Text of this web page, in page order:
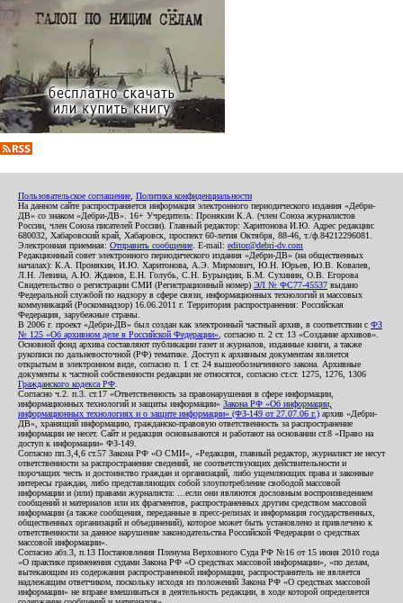
Пользовательское соглашение Политика конфиденциальности
На данном сайте распространяется информация электронного периодического издания «Дебри-
ДВ» со знаком «Дебри-ДВ». 16+ Учредитель: Пронякин К.А. (член Союза журналистов
России, член Союза писателей России). Главный редактор: Харитонова И.Ю. Адрес редакции:
680032, Хабаровский край, Хабаровск, проспект 60-летия Октября, 88-46, т./ф.84212296081.
Электронная приемная: Отправить сообщение . E-mail: editor@debri-dv.com
Редакционный совет электронного периодического издания «Дебри-ДВ» (на общественных
началах): К.А. Пронякин, И.Ю. Харитонова, А.Э. Мирмович, Ю.Н. Юрьев, Ю.В. Ковалев,
Л.Н. Левина, А.Ю. Жданов, Е.Н. Голубь, С.Н. Бурындин, Б.М. Сухинин, О.В. Егорова
Свидетельство о регистрации СМИ (Регистрационный номер) ЭЛ № ФС77-45537 выдано
Федеральной службой по надзору в сфере связи, информационных технологий и массовых
коммуникаций (Роскомнадзор) 16.06.2011 г. Территория распространения: Российская
Федерация, зарубежные страны.
В 2006 г. проект «Дебри-ДВ» был создан как электронный частный архив, в соответствии с ФЗ
№ 125 «Об архивном деле в Российской Федерации» , согласно п. 2 ст. 13 «Создание архивов».
Основной фонд архива составляют публикации газет и журналов, изданные книги, а также
рукописи по дальневосточной (РФ) тематике. Доступ к архивным документам является
открытым в электронном виде, согласно п. 1 ст. 24 вышеобозначенного закона. Архивные
документы к частной собственности редакции не относятся, согласно ст.ст. 1275, 1276, 1306
Гражданского кодекса РФ
Согласно ч.2. п.3. ст.17 «Ответственность за правонарушения в сфере информации,
информационных технологий и защиты информации» Закона РФ «Об информации,
информационных технологиях и о защите информации» (ФЗ-149 от 27.07.06 г.) архив «Дебри-
ДВ», хранящий информацию, гражданско-правовую ответственность за распространение
информации не несет. Сайт и редакция основываются и работают на основании ст.8 «Право на
доступ к информации» ФЗ-149.
Согласно пп.3,4,6 ст.57 Закона РФ «О СМИ», «Редакция, главный редактор, журналист не несут
ответственности за распространение сведений, не соответствующих действительности и
порочащих честь и достоинство граждан и организаций, либо ущемляющих права и законные
интересы граждан, либо представляющих собой злоупотребление свободой массовой
информации и (или) правами журналиста: ...если они являются дословным воспроизведением
сообщений и материалов или их фрагментов, распространенных другим средством массовой
информации (а также сообщения, переданные в пресс-релизах и информация государственных,
общественных организаций и объединений), которое может быть установлено и привлечено к
ответственности за данное нарушение законодательства Российской Федерации о средствах
массовой информации».
Согласно абз.3, п.13 Постановления Пленума Верховного Суда РФ №16 от 15 июня 2010 года
«О практике применения судами Закона РФ «О средствах массовой информации», «по делам,
вытекающим из содержания распространенной информации, распространитель не является
надлежащим ответчиком, поскольку исходя из положений Закона РФ «О средствах массовой
информации» не вправе вмешиваться в деятельность редакции, в ходе которой определяется